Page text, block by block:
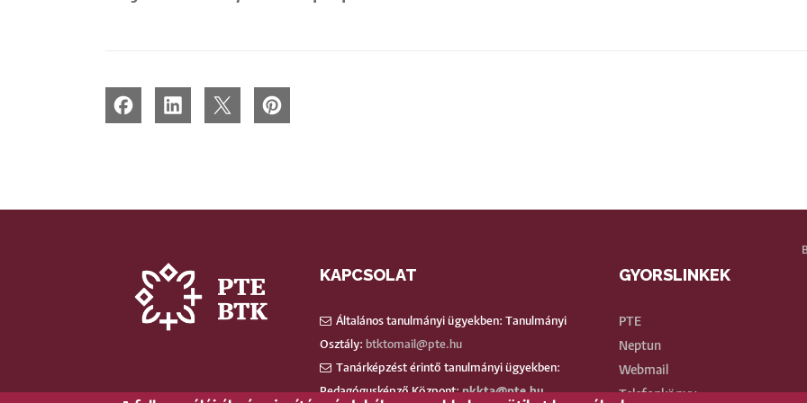
KAPCSOLAT
Általános tanulmányi ügyekben: Tanulmányi
Osztály: btktomail@pte.hu
Tanárképzést érintő tanulmányi ügyekben:
Pedagógusképző Központ:pkkta@pte.hu
GYORSLINKEK
PTE
Neptun
Webmail
Telefonkönyv